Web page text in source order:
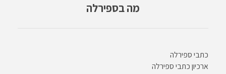
מה בספירלה
כתבי ספירלה
ארכיון כתבי ספירלה